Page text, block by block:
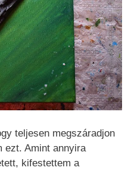
teljesen megszáradjon
ezt. Amint annyira
kifestettem a